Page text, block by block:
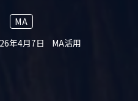
MA
年4月7日
MA活用